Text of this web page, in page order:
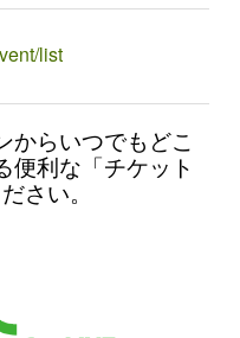
list
からいつでもどこ
便利な「チケット
さい。